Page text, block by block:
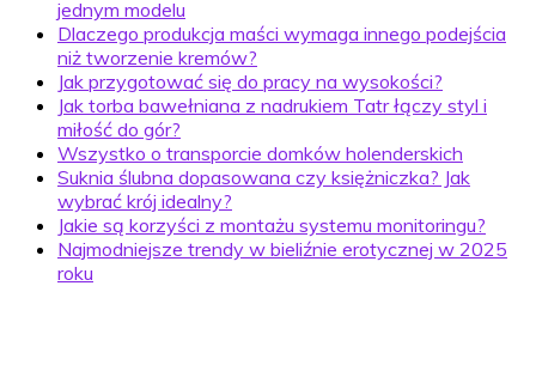
jednym modelu
Dlaczego produkcja maści wymaga innego podejścia
niż tworzenie kremów?
Jak przygotować się do pracy na wysokości?
Jak torba bawełniana z nadrukiem Tatr łączy styl i
miłość do gór?
Wszystko o transporcie domków holenderskich
Suknia ślubna dopasowana czy księżniczka? Jak
wybrać krój idealny?
Jakie są korzyści z montażu systemu monitoringu?
Najmodniejsze trendy w bieliźnie erotycznej w 2025
roku